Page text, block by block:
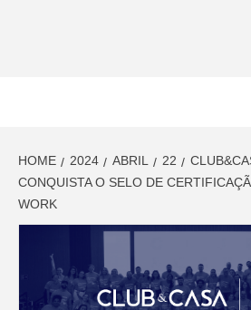
HOME 2024 ABRIL 22
CONQUISTA O SELO DE
WORK